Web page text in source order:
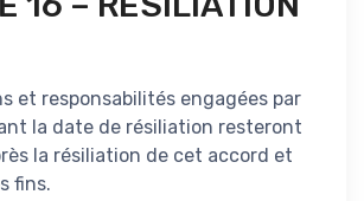
et responsabilités engagées par
la date de résiliation resteront
la résiliation de cet accord et
fins.